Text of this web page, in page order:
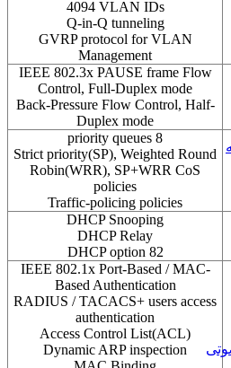
4094 VLAN IDs
Q-in-Q tunneling
GVRP protocol for VLAN
Management
IEEE 802.3x PAUSE frame Flow
Control, Full-Duplex mode
Back-Pressure Flow Control, Half-
Duplex mode
8 priority queues
Strict priority(SP), Weighted Round
Robin(WRR), SP+WRR CoS
policies
Traffic-policing policies
DHCP Snooping
DHCP Relay
DHCP option 82
IEEE 802.1x Port-Based / MAC-
Based Authentication
RADIUS / TACACS+ users access
authentication
(Access Control List(ACL
Dynamic ARP inspection